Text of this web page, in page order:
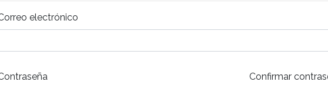
electrónico
Confirmar